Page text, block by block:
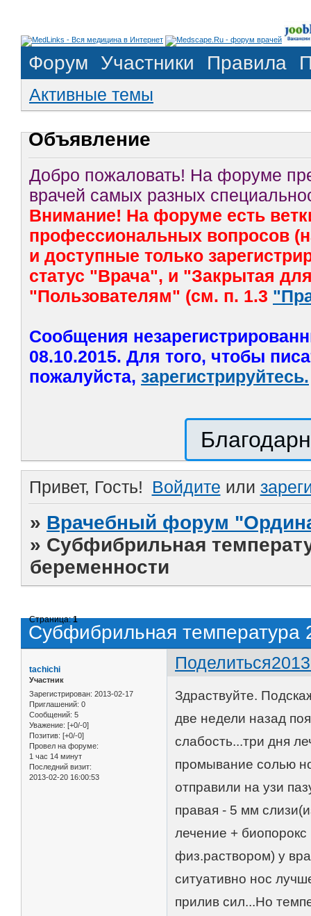
Форум Участники Правила
Активные темы
Объявление
Добро пожаловать! На форуме
врачей самых разных
Внимание! На форуме есть
профессиональных вопросов
и доступные только
статус "Врача", и "Закрытая
"Пользователям" (см. п. 1.3
Сообщения
08.10.2015. Для того, чтобы
пожалуйста, зарегистрируйтесь.
Привет, Гость! Войдите или
» Врачебный форум
» Cубфибрильная
беременности
Cубфибрильная температура
Страница:1
Поделиться
tachichi
Участник
Зарегистрирован: 2013-02-17
Приглашений: 0
Сообщений: 5
Уважение: [+0/-0]
Позитив: [+0/-0]
Провел на форуме:
1 час 14 минут
Последний визит:
2013-02-20 16:00:53
Здраствуйте.
две недели назад
слабость...три дня
промывание солью
отправили на узи
правая - 5 мм
лечение +
физ.раствором) у
ситуативно нос
прилив сил...Но